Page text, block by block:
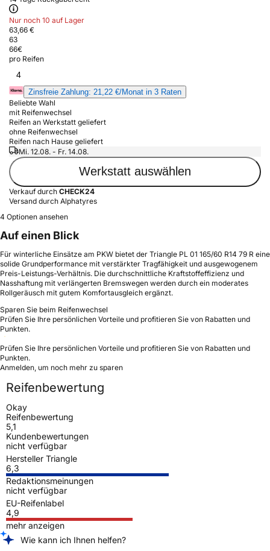
Nur noch 10 auf Lager
63,66 €
63
66€
pro Reifen
4
Zinsfreie Zahlung: 21,22 €/Monat in 3 Raten
Beliebte Wahl
mit Reifenwechsel
Reifen an Werkstatt geliefert
ohne Reifenwechsel
Reifen nach Hause geliefert
Mi. 12.08. - Fr. 14.08.
Werkstatt auswählen
Verkauf durch CHECK24
Versand durch Alphatyres
4 Optionen ansehen
Auf einen Blick
Für winterliche Einsätze am PKW bietet der Triangle PL 01 165/60 R14 79 R eine
solide Grundperformance mit verstärkter Tragfähigkeit und ausgewogenem
Preis-Leistungs-Verhältnis. Die durchschnittliche Kraftstoffeffizienz und
Nasshaftung mit verlängerten Bremswegen werden durch ein moderates
Rollgeräusch mit gutem Komfortausgleich ergänzt.
Sparen Sie beim Reifenwechsel
Prüfen Sie Ihre persönlichen Vorteile und profitieren Sie von Rabatten und
Punkten.
Prüfen Sie Ihre persönlichen Vorteile und profitieren Sie von Rabatten und
Punkten.
Anmelden, um noch mehr zu sparen
Reifenbewertung
Okay
Reifenbewertung
5,1
Kundenbewertungen
nicht verfügbar
Hersteller Triangle
6,3
Redaktionsmeinungen
nicht verfügbar
EU-Reifenlabel
4,9
mehr anzeigen
Wie kann ich Ihnen helfen?